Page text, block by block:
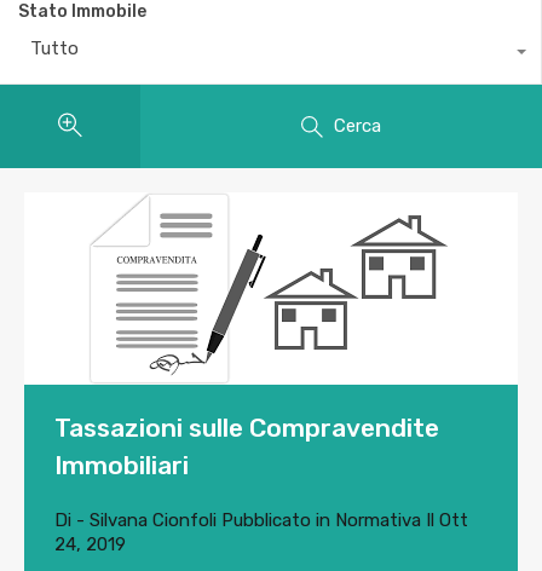
Stato Immobile
Tutto
Cerca
Tassazioni sulle Compravendite
Immobiliari
Di - Silvana Cionfoli Pubblicato in Normativa Il Ott
24, 2019